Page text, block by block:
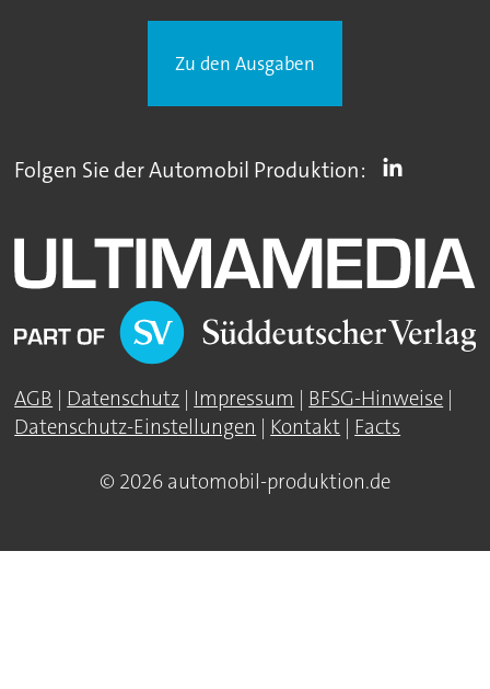
Zu den Ausgaben
Folgen Sie der Automobil Produktion:
AGB | Datenschutz | Impressum | BFSG-Hinweise |
Datenschutz-Einstellungen | Kontakt | Facts
© 2026 automobil-produktion.de